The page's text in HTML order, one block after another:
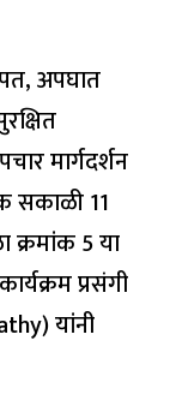
अपघात
मार्गदर्शन
सकाळी 11
क्रमांक 5 या
प्रसंगी
यांनी